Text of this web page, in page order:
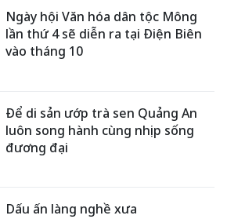
Ngày hội Văn hóa dân tộc Mông
lần thứ 4 sẽ diễn ra tại Điện Biên
vào tháng 10
Để di sản ướp trà sen Quảng An
luôn song hành cùng nhịp sống
đương đại
Dấu ấn làng nghề xưa